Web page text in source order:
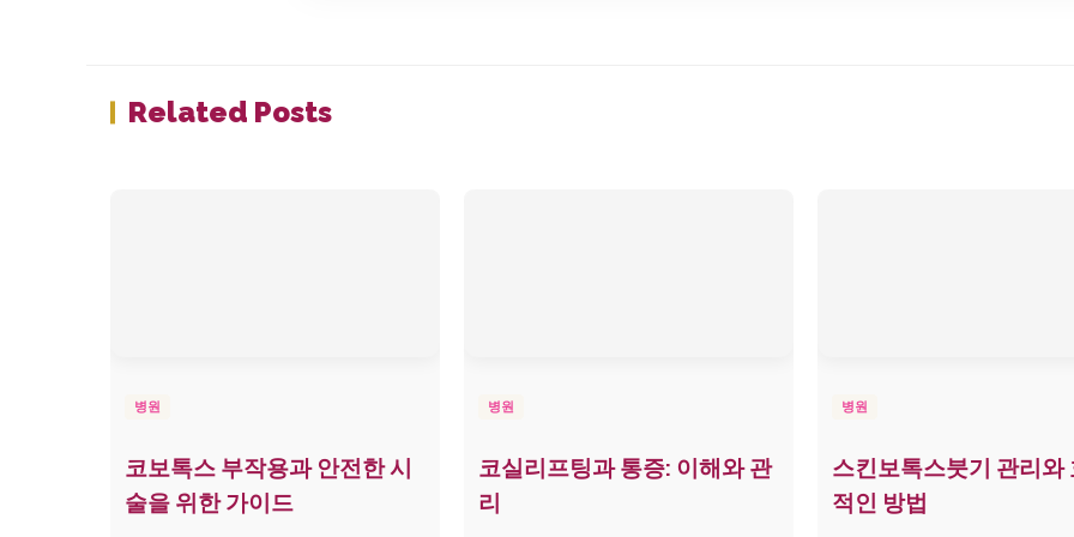
Related Posts
병원
코보톡스 부작용과 안전한 시
술을 위한 가이드
병원
코실리프팅과 통증: 이해와 관
리
병원
스킨보톡스붓기 관리와
적인 방법